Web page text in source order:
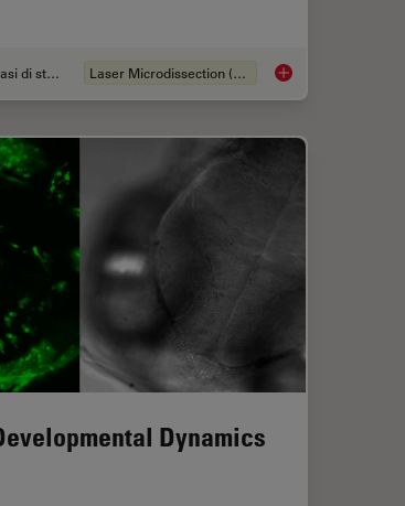
with Nematodes
Casi di studio Laser Microdissection (LMD) A Novel Laser-
Dynamics